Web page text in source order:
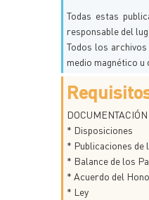
Todas estas
responsable del
Todos los
medio magnético u
DOCUMENTACIÓN
* Disposiciones
* Publicaciones de
* Balance de los
* Acuerdo del
* Ley